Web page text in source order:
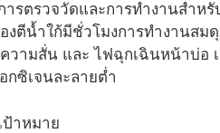
รตรวจวัดและการทำงานสำหรั
องตีน้ำใก้มีชั่วโมงการทำงานส
วามสั่น และ ไฟฉุกเฉินหน้าบ่อ
กซิเจนละลายต่ำ
ป้าหมาย